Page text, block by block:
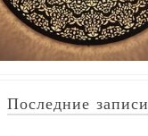
Последние записи